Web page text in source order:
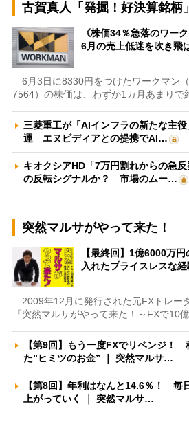
古賀真人「発掘！好決算銘柄」
《株価34％急落のワー
6月の売上低迷を吹き飛
6月3日に8330円をつけたワークマン（
7564）の株価は、わずか1カ月あまり
三菱重工が「AIインフラの新たな主
運 エヌビディアとの提携でAI…
キオクシアHD「7万円割れからの急
の反転シグナルか？ 市場のムー…
突然マルサがやって来た！
【最終回】1億6000万
入れたプライスレスな
2009年12月に発行された元FXトレー
『突然マルサがやって来た！～FXで10
【第9回】もう一度FXでリベンジ！
た”ヒミツのお金” ｜ 突然マルサ…
【第8回】年利はなんと14.6％！ 毎
上がっていく ｜ 突然マルサ…